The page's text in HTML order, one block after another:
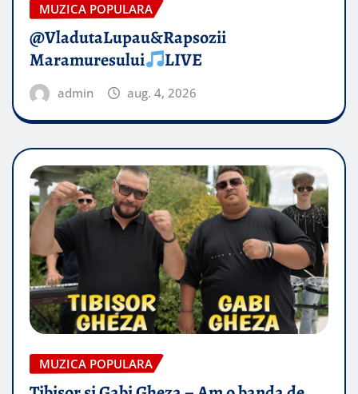
MUZICA POPULARA
@VladutaLupau&Rapsozii
Maramuresului
LIVE
admin aug. 4, 2026
MUZICA POPULARA